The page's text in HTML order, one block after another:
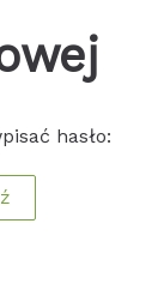
hasło: